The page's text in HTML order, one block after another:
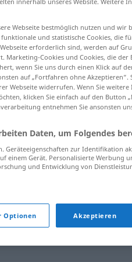
Willenlosigkeit
Willenlosigkeit PSYCH
Webseite bestmöglich nutzen und wir
und statistische Cookies, die
erforderlich sind, werden auf
Marketing-Cookies und Cookies, die
wenn Sie uns durch einen Klick auf
auf „Fortfahren ohne
Webseite widerrufen. Wenn Sie
klicken Sie einfach auf den Button
entnehmen Sie ansonsten
Daten, um Folgendes
Geräteeigenschaften zur Identifikation
einem Gerät. Personalisierte Werbung
und Entwicklung von
Optionen Akzeptieren